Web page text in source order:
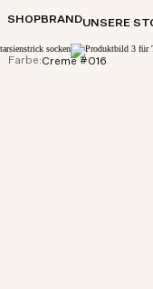
SHOPBRANDUNSERE
Farbe:Creme #016